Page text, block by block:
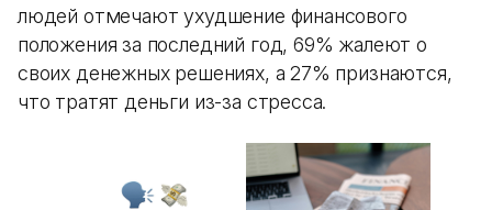
людей отмечают ухудшение финансового
положения за последний год, 69% жалеют о
своих денежных решениях, а 27% признаются,
что тратят деньги из-за стресса.